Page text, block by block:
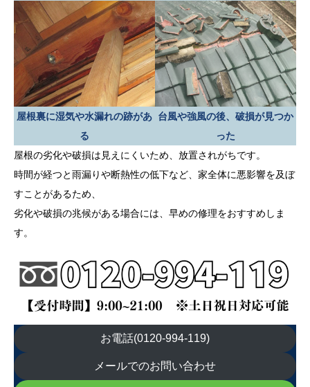
屋根裏に湿気や水漏れの跡があ
る
台風や強風の後、破損が見つか
った
屋根の劣化や破損は見えにくいため、放置されがちです。
時間が経つと雨漏りや断熱性の低下など、家全体に悪影響を及ぼ
すことがあるため、
劣化や破損の兆候がある場合には、早めの修理をおすすめしま
す。
お電話(0120-994-119)
メールでのお問い合わせ